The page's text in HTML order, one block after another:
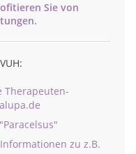
Sie von
Therapeuten-
zu z.B.